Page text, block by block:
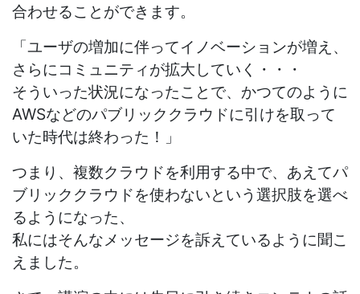
合わせることができます。
「ユーザの増加に伴ってイノベーションが増え、
さらにコミュニティが拡大していく・・・
そういった状況になったことで、かつてのように
AWSなどのパブリッククラウドに引けを取って
いた時代は終わった！」
つまり、複数クラウドを利用する中で、あえてパ
ブリッククラウドを使わないという選択肢を選べ
るようになった、
私にはそんなメッセージを訴えているように聞こ
えました。